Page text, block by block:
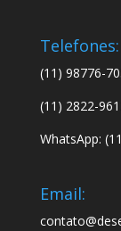
Telefones:
(11) 98776-
(11) 2822-
WhatsApp:
Email: